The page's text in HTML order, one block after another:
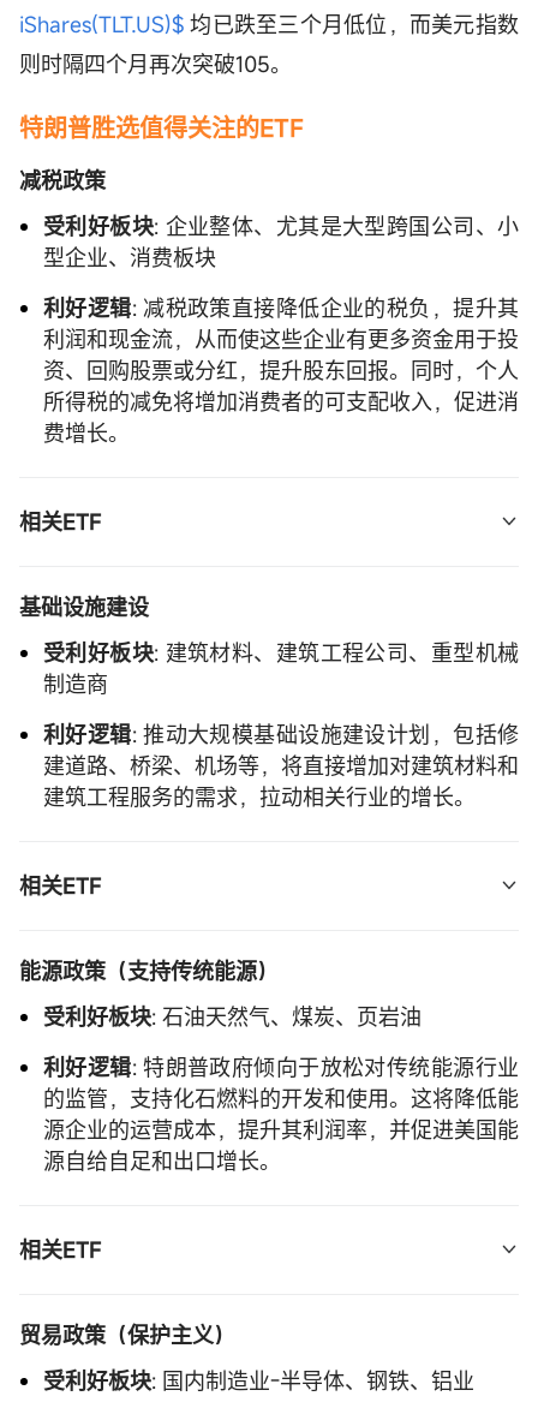
iShares(TLT.US)$ 均已跌至三个月低位，而美元指数
则时隔四个月再次突破105。
特朗普胜选值得关注的ETF
减税政策
受利好板块: 企业整体、尤其是大型跨国公司、小
型企业、消费板块
利好逻辑: 减税政策直接降低企业的税负，提升其
利润和现金流，从而使这些企业有更多资金用于投
资、回购股票或分红，提升股东回报。同时，个人
所得税的减免将增加消费者的可支配收入，促进消
费增长。
相关ETF
SPDR(SPY.US)$
Trust(QQQ.US)$
小型企业 : $罗素2000ETF-iShares(IWM.US)$
$小盘股ETF-Vanguard(VB.US)$
基础设施建设
受利好板块: 建筑材料、建筑工程公司、重型机械
制造商
利好逻辑: 推动大规模基础设施建设计划，包括修
建道路、桥梁、机场等，将直接增加对建筑材料和
建筑工程服务的需求，拉动相关行业的增长。
相关ETF
础材料ETF-iShares(IYM.US)$
ETF(IFRA.US)$ , $Global X US Infrastructure
Development ETF(PAVE.US)$
能源政策（支持传统能源）
受利好板块: 石油天然气、煤炭、页岩油
利好逻辑: 特朗普政府倾向于放松对传统能源行业
的监管，支持化石燃料的开发和使用。这将降低能
源企业的运营成本，提升其利润率，并促进美国能
源自给自足和出口增长。
相关ETF
SPDR(XOP.US)$ ,
生产ETF(IEO.US)$
贸易政策（保护主义）
受利好板块: 国内制造业-半导体、钢铁、铝业